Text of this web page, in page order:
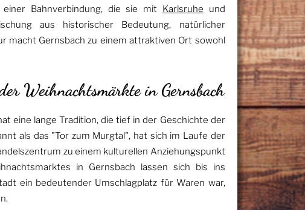
Bahnverbindung, die sie mit
Karlsruhe und
aus historischer Bedeutung, natürlicher
macht Gernsbach zu einem attraktiven Ort sowohl
Weihnachtsmärkte in Gernsbach
eine lange Tradition, die tief in der Geschichte der
als das "Tor zum Murgtal", hat sich im Laufe der
zu einem kulturellen Anziehungspunkt
in Gernsbach lassen sich bis ins
ein bedeutender Umschlagplatz für Waren war,